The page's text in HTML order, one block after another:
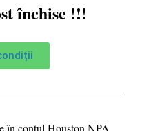
închise !!!